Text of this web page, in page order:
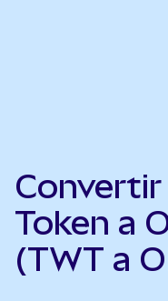
Token a
(TWT a